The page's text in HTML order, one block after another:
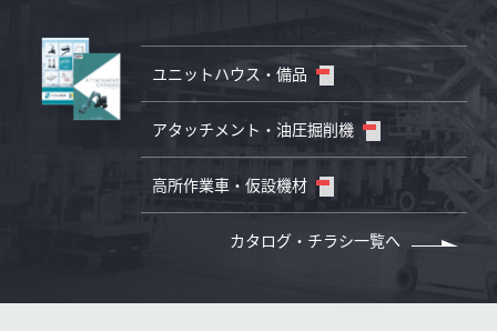
ユニットハウス・備品
アタッチメント・油圧掘削機
高所作業車・仮設機材
カタログ・チラシ一覧へ